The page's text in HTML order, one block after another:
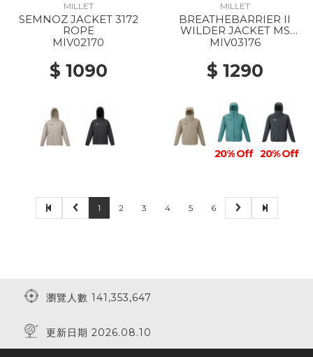
MILLET
SEMNOZ JACKET 3172
ROPE
MIV02170
$ 1090
MILLET
BREATHEBARRIER II
WILDER JACKET MS
9904 DORITE
MIV03176
$ 1290
20% Off 20% Off
1 2 3 4 5 6
瀏覽人數 141,353,647
更新日期 2026.08.10